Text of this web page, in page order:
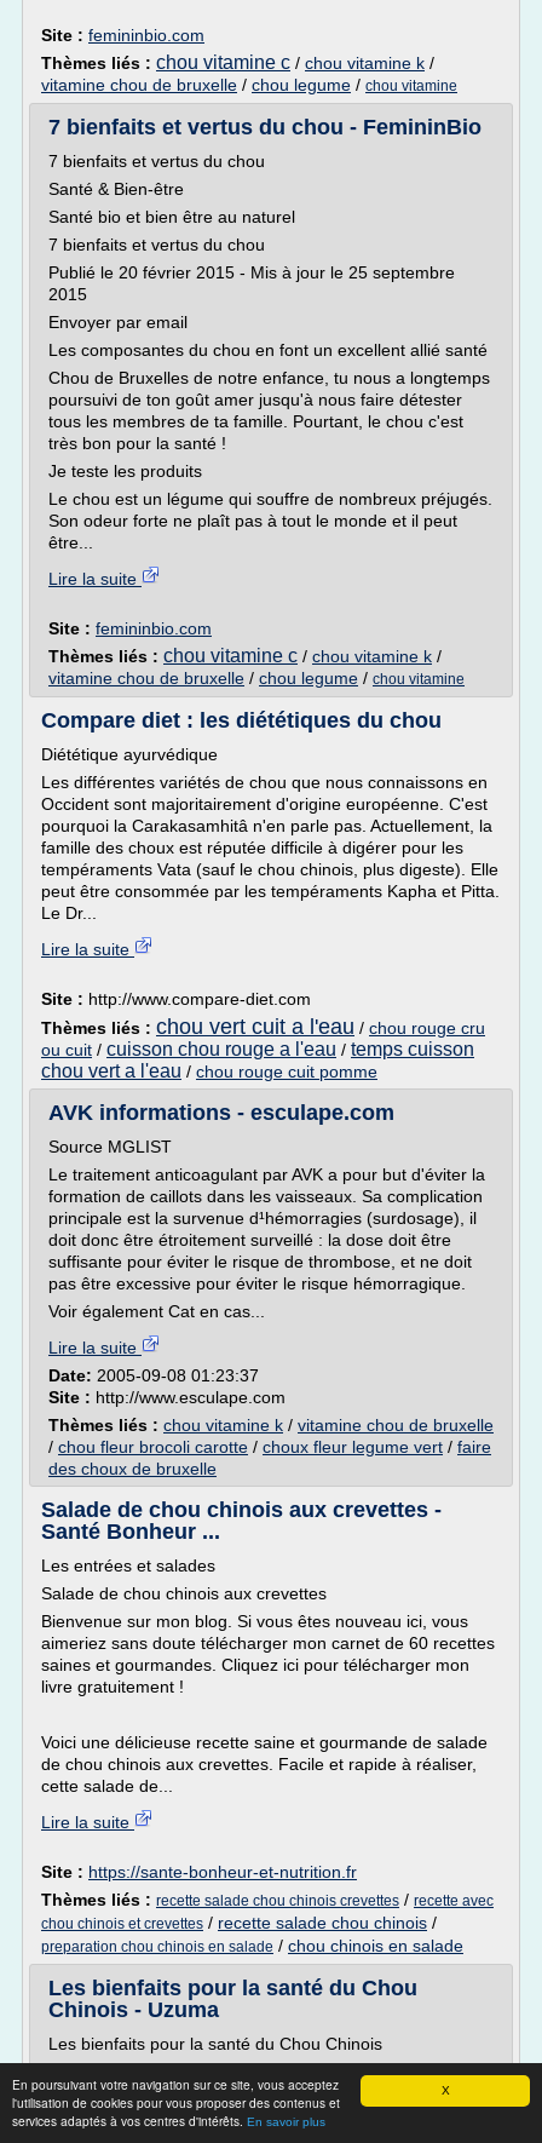
X
En poursuivant votre navigation sur ce site, vous acceptez
l'utilisation de cookies pour vous proposer des contenus et
services adaptés à vos centres d'intérêts. En savoir plus
Site : femininbio.com
Thèmes liés : chou vitamine c / chou vitamine k /
vitamine chou de bruxelle / chou legume / chou vitamine
7 bienfaits et vertus du chou - FemininBio
7 bienfaits et vertus du chou
Santé & Bien-être
Santé bio et bien être au naturel
7 bienfaits et vertus du chou
Publié le 20 février 2015 - Mis à jour le 25 septembre
2015
Envoyer par email
Les composantes du chou en font un excellent allié santé
Chou de Bruxelles de notre enfance, tu nous a longtemps
poursuivi de ton goût amer jusqu'à nous faire détester
tous les membres de ta famille. Pourtant, le chou c'est
très bon pour la santé !
Je teste les produits
Le chou est un légume qui souffre de nombreux préjugés.
Son odeur forte ne plaît pas à tout le monde et il peut
être...
Lire la suite
Site : femininbio.com
Thèmes liés : chou vitamine c / chou vitamine k /
vitamine chou de bruxelle / chou legume / chou vitamine
Compare diet : les diététiques du chou
Diététique ayurvédique
Les différentes variétés de chou que nous connaissons en
Occident sont majoritairement d'origine européenne. C'est
pourquoi la Carakasamhitâ n'en parle pas. Actuellement, la
famille des choux est réputée difficile à digérer pour les
tempéraments Vata (sauf le chou chinois, plus digeste). Elle
peut être consommée par les tempéraments Kapha et Pitta.
Le Dr...
Lire la suite
Site : http://www.compare-diet.com
Thèmes liés : chou vert cuit a l'eau / chou rouge cru
ou cuit / cuisson chou rouge a l'eau / temps cuisson
chou vert a l'eau / chou rouge cuit pomme
AVK informations - esculape.com
Source MGLIST
Le traitement anticoagulant par AVK a pour but d'éviter la
formation de caillots dans les vaisseaux. Sa complication
principale est la survenue d¹hémorragies (surdosage), il
doit donc être étroitement surveillé : la dose doit être
suffisante pour éviter le risque de thrombose, et ne doit
pas être excessive pour éviter le risque hémorragique.
Voir également Cat en cas...
Lire la suite
Date: 2005-09-08 01:23:37
Site : http://www.esculape.com
Thèmes liés : chou vitamine k / vitamine chou de bruxelle
/ chou fleur brocoli carotte / choux fleur legume vert / faire
des choux de bruxelle
Salade de chou chinois aux crevettes -
Santé Bonheur ...
Les entrées et salades
Salade de chou chinois aux crevettes
Bienvenue sur mon blog. Si vous êtes nouveau ici, vous
aimeriez sans doute télécharger mon carnet de 60 recettes
saines et gourmandes. Cliquez ici pour télécharger mon
livre gratuitement !
Voici une délicieuse recette saine et gourmande de salade
de chou chinois aux crevettes. Facile et rapide à réaliser,
cette salade de...
Lire la suite
Site : https://sante-bonheur-et-nutrition.fr
Thèmes liés : recette salade chou chinois crevettes / recette avec
chou chinois et crevettes / recette salade chou chinois /
preparation chou chinois en salade / chou chinois en salade
Les bienfaits pour la santé du Chou
Chinois - Uzuma
Les bienfaits pour la santé du Chou Chinois
Le chou chinois est reconnu depuis longtemps comme
étant un légume améliorant l'état de santé. Ce qui suit
détaille exactement les bienfaits qu'il offre.